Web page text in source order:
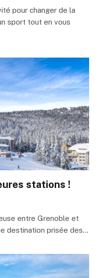
pour changer de la
sport tout en vous
stations !
entre Grenoble et
destination prisée des…